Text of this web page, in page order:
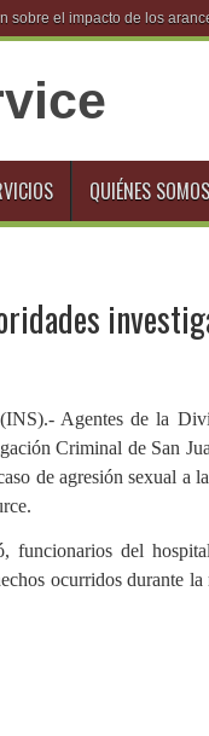
sobre el impacto de los
QUIÉNES SOMOS
Agentes de la
Criminal de San
de agresión sexual a
funcionarios del
ocurridos durante